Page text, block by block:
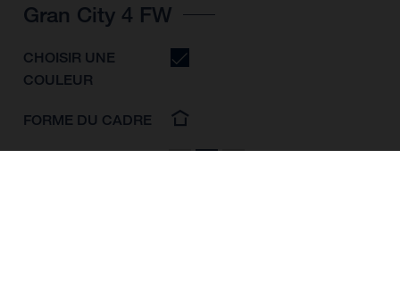
Gran City 4 FW
CHOISIR UNE
COULEUR
FORME DU CADRE